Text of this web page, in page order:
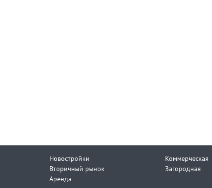
Новостройки
Вторичный рынок
Аренда
Коммерческая
Загородная